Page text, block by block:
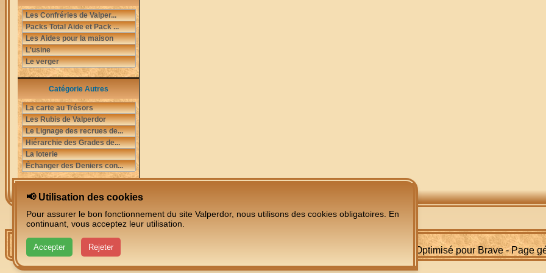
Les Confréries de Valper...
Packs Total Aide et Pack ...
Les Aides pour la maison
L'usine
Le verger
Catégorie Autres
La carte au Trésors
Les Rubis de Valperdor
Le Lignage des recrues de...
Hiérarchie des Grades de...
La loterie
Échanger des Deniers con...
Nous suivre sur : | Créé pour Valperdor - Site Optimisé pour Brave - Page
📢 Utilisation des cookies
Pour assurer le bon fonctionnement du site Valperdor, nous utilisons des cookies obligatoires. En
continuant, vous acceptez leur utilisation.
Accepter Rejeter